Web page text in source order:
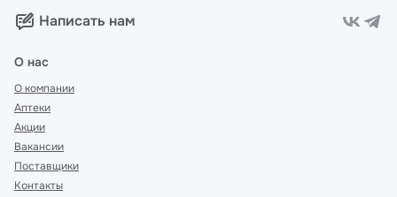
Написать нам
О нас
О компании
Аптеки
Акции
Вакансии
Поставщики
Контакты